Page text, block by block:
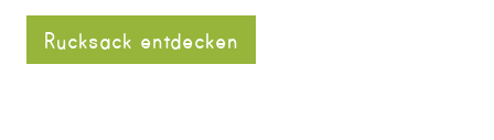
Rucksack entdecken